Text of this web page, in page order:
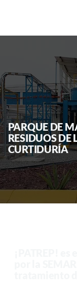
PARQUE DE
RESIDUOS DE
CURTIDURÍA